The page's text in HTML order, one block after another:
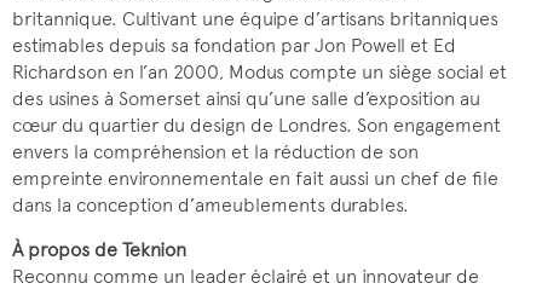
britannique. Cultivant une équipe d’artisans britanniques
estimables depuis sa fondation par Jon Powell et Ed
Richardson en l’an 2000, Modus compte un siège social et
des usines à Somerset ainsi qu’une salle d’exposition au
cœur du quartier du design de Londres. Son engagement
envers la compréhension et la réduction de son
empreinte environnementale en fait aussi un chef de file
dans la conception d’ameublements durables.
À propos de Teknion
Reconnu comme un leader éclairé et un innovateur de